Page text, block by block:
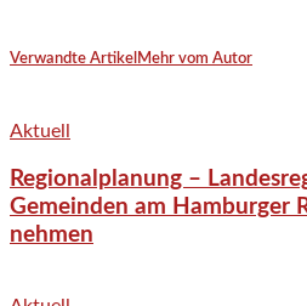
Verwandte Artikel Mehr vom Autor
Aktuell
Regionalplanung –
Gemeinden am Hamburger
nehmen